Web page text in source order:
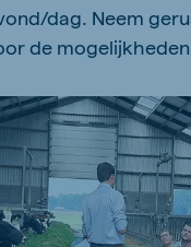
dag. Neem
de mogelijkheden.